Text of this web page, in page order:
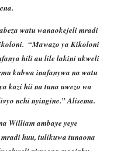
watu wanaokejeli mradi
“Mawazo ya Kikoloni
hili au lile lakini ukweli
kubwa inafanywa na watu
kazi hii na tuna uwezo wa
nchi nyingine.” Alisema.
William ambaye yeye
huu, tulikuwa tunaona